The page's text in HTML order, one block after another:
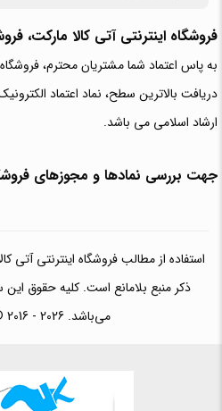
فروشگاه اینترنتی آتی‌ کالا مارکت،
به پاس اعتماد شما مشتریان محترم،
دریافت بالاترین سطح، نماد اعتماد
ارشاد اسلامی می باشد.
جهت بررسی نمادها و مجوزهای
استفاده از مطالب فروشگاه اینترنتی آتی
ذکر منبع بلامانع است. کلیه حقوق
می‌باشد. Copyright © 2016 - 2026